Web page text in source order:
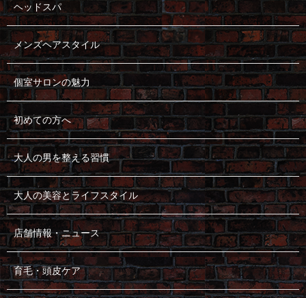
ヘッドスパ
メンズヘアスタイル
個室サロンの魅力
初めての方へ
大人の男を整える習慣
大人の美容とライフスタイル
店舗情報・ニュース
育毛・頭皮ケア